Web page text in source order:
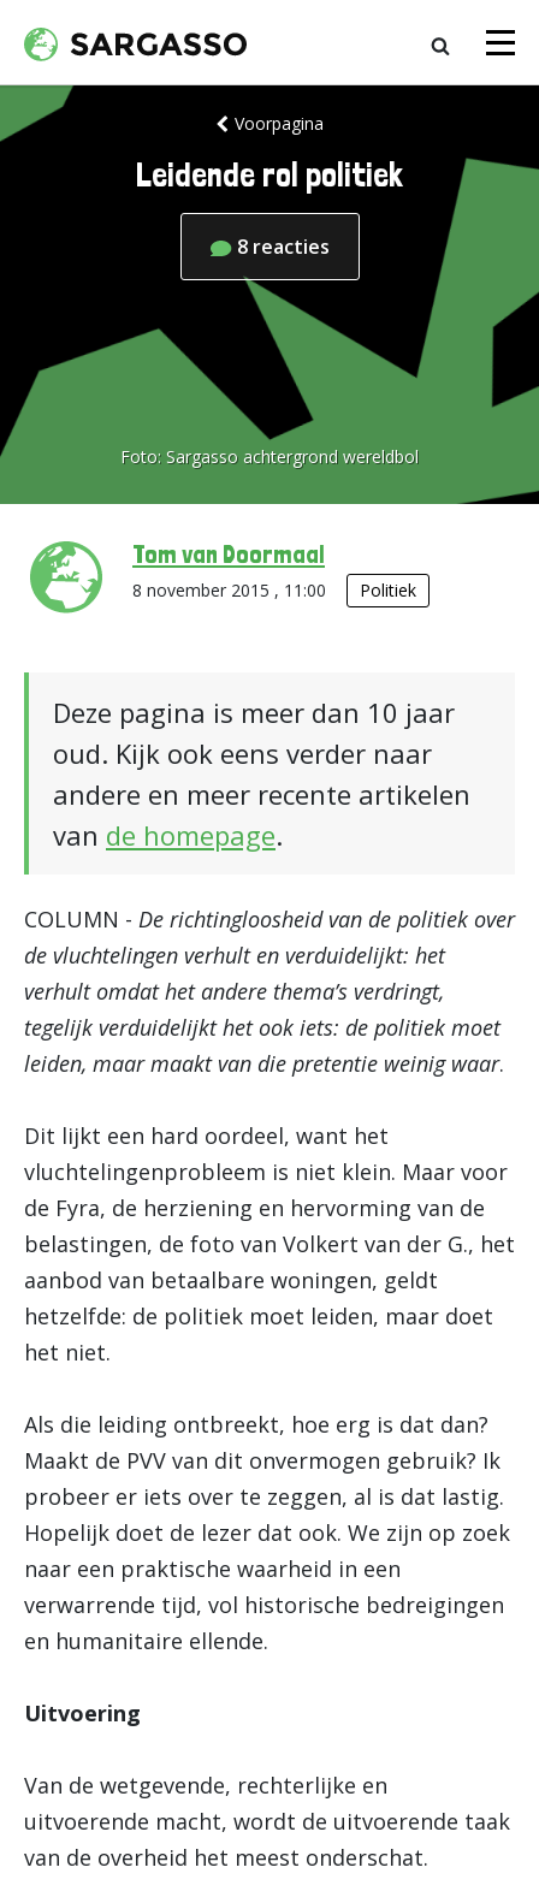
Voorpagina
Leidende rol politiek
8 reacties
Foto: Sargasso achtergrond wereldbol
Tom van Doormaal
8 november 2015 , 11:00 Politiek
Deze pagina is meer dan 10 jaar
oud. Kijk ook eens verder naar
andere en meer recente artikelen
van de homepage.
COLUMN - De richtingloosheid van de politiek over
de vluchtelingen verhult en verduidelijkt: het
verhult omdat het andere thema’s verdringt,
tegelijk verduidelijkt het ook iets: de politiek moet
leiden, maar maakt van die pretentie weinig waar.
Dit lijkt een hard oordeel, want het
vluchtelingenprobleem is niet klein. Maar voor
de Fyra, de herziening en hervorming van de
belastingen, de foto van Volkert van der G., het
aanbod van betaalbare woningen, geldt
hetzelfde: de politiek moet leiden, maar doet
het niet.
Als die leiding ontbreekt, hoe erg is dat dan?
Maakt de PVV van dit onvermogen gebruik? Ik
probeer er iets over te zeggen, al is dat lastig.
Hopelijk doet de lezer dat ook. We zijn op zoek
naar een praktische waarheid in een
verwarrende tijd, vol historische bedreigingen
en humanitaire ellende.
Uitvoering
Van de wetgevende, rechterlijke en
uitvoerende macht, wordt de uitvoerende taak
van de overheid het meest onderschat.